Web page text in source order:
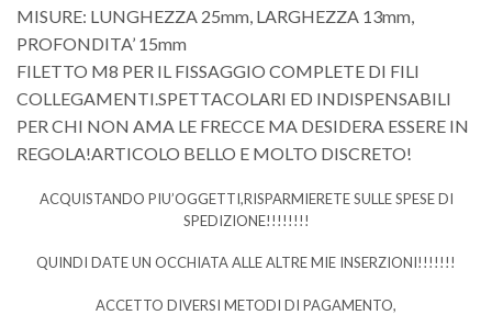
MISURE: LUNGHEZZA 25mm, LARGHEZZA 13mm,
PROFONDITA’ 15mm
FILETTO M8 PER IL FISSAGGIO COMPLETE DI FILI
COLLEGAMENTI.SPETTACOLARI ED INDISPENSABILI
PER CHI NON AMA LE FRECCE MA DESIDERA ESSERE IN
REGOLA!ARTICOLO BELLO E MOLTO DISCRETO!
ACQUISTANDO PIU’OGGETTI,RISPARMIERETE SULLE SPESE DI
SPEDIZIONE!!!!!!!!
QUINDI DATE UN OCCHIATA ALLE ALTRE MIE INSERZIONI!!!!!!!
ACCETTO DIVERSI METODI DI PAGAMENTO,